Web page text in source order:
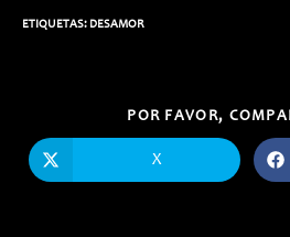
ETIQUETAS: DESAMOR
POR FAVOR,
abre
X